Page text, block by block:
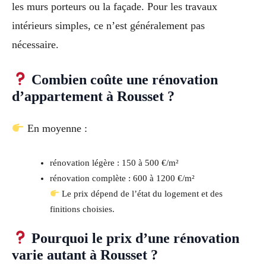
les murs porteurs ou la façade. Pour les travaux
intérieurs simples, ce n’est généralement pas
nécessaire.
Combien coûte une rénovation
d’appartement à Rousset ?
En moyenne :
rénovation légère : 150 à 500 €/m²
rénovation complète : 600 à 1200 €/m²
Le prix dépend de l’état du logement et des
finitions choisies.
Pourquoi le prix d’une rénovation
varie autant à Rousset ?